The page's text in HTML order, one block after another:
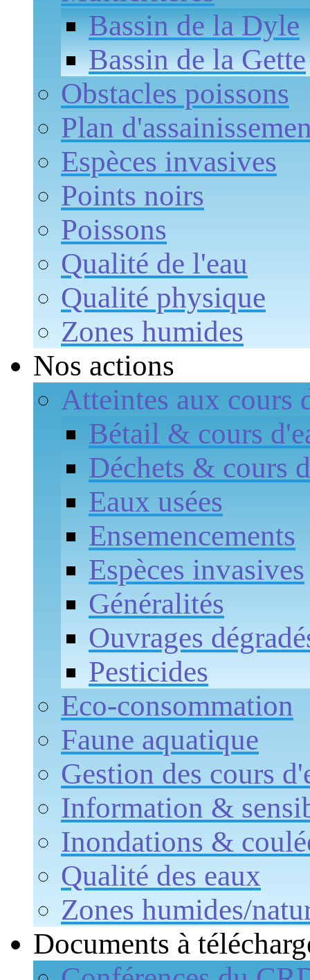
Bassin de la Dyle
Bassin de la Gette
Obstacles poissons
Plan
Espèces invasives
Points noirs
Poissons
Qualité de l'eau
Qualité physique
Zones humides
Nos actions
Atteintes aux cours
Bétail & cours
Déchets & cours
Eaux usées
Ensemencements
Espèces invasives
Généralités
Ouvrages
Pesticides
Eco-consommation
Faune aquatique
Gestion des cours
Information &
Inondations &
Qualité des eaux
Zones humides/
Documents à